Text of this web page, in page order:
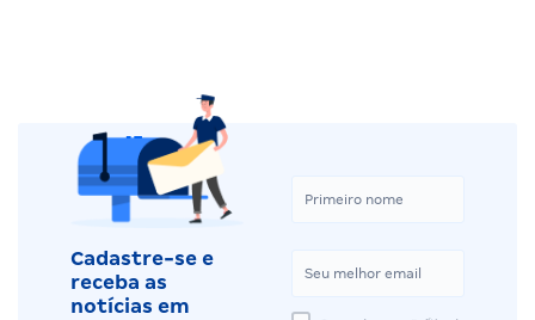
Cadastre-se e
receba as
notícias em